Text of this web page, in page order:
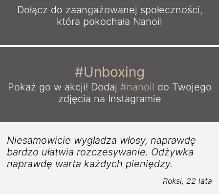
Dołącz do zaangażowanej społeczności,
która pokochała Nanoil
#Unboxing
Pokaż go w akcji! Dodaj #nanoil do Twojego
zdjęcia na Instagramie
Niesamowicie wygładza włosy, naprawdę
bardzo ułatwia rozczesywanie. Odżywka
naprawdę warta każdych pieniędzy.
Roksi, 22 lata